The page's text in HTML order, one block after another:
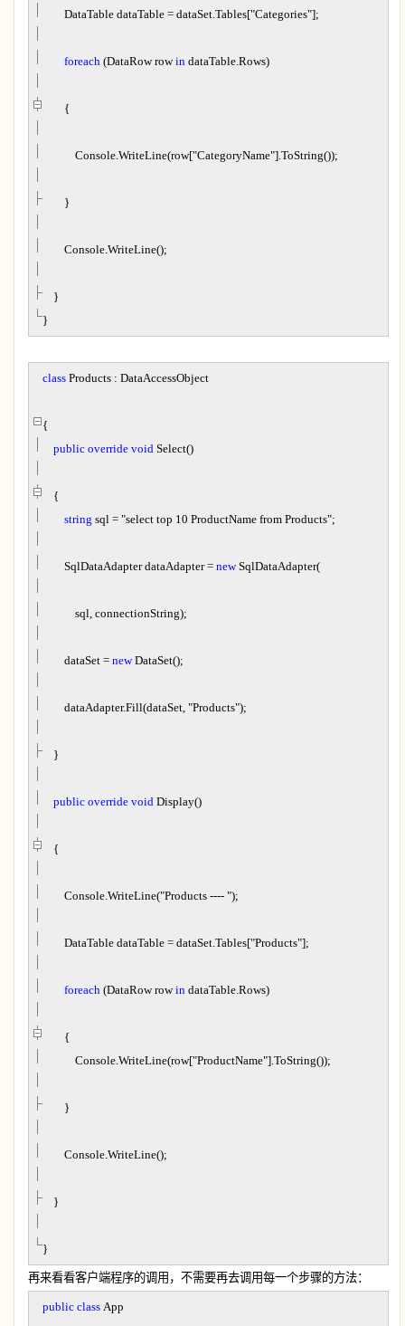
DataTable dataTable = dataSet.Tables["Categories"];
foreach (DataRow rowin dataTable.Rows)
{
Console.WriteLine(row["CategoryName"].ToString());
}
Console.WriteLine();
}
}
class Products : DataAccessObject
{
public override void Select()
{
string sql = "select top 10 ProductName from Products";
SqlDataAdapter dataAdapter= newSqlDataAdapter(
sql, connectionString);
dataSet = newDataSet();
dataAdapter.Fill(dataSet, "Products");
}
public override void Display()
{
Console.WriteLine("Products ---- ");
DataTable dataTable = dataSet.Tables["Products"];
foreach (DataRow rowin dataTable.Rows)
{
Console.WriteLine(row["ProductName"].ToString());
}
Console.WriteLine();
}
}
再来看看客户端程序的调用，不需要再去调用每一个步骤的方法：
public class App